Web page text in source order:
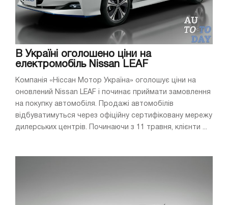
В Україні оголошено ціни на
електромобіль Nissan LEAF
Компанія «Ніссан Мотор Україна» оголошує ціни на
оновлений Nissan LEAF і починає приймати замовлення
на покупку автомобіля. Продажі автомобілів
відбуватимуться через офіційну сертифіковану мережу
дилерських центрів. Починаючи з 11 травня, клієнти ...